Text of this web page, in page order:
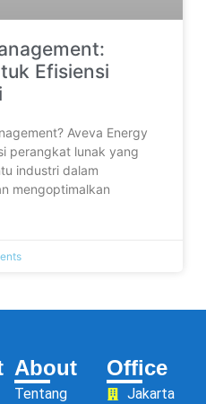
Efisiensi
Aveva Energy
perangkat lunak yang
industri dalam
mengoptimalkan
About
Tentang
Office
Jakarta